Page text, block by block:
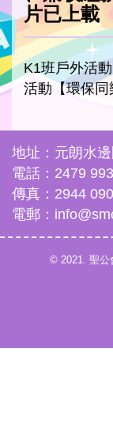
片已上載
K1班戶外活
活動【環保同
地址：元朗水
電話：2479
傳真：2944
電郵：
© 2021. 聖公